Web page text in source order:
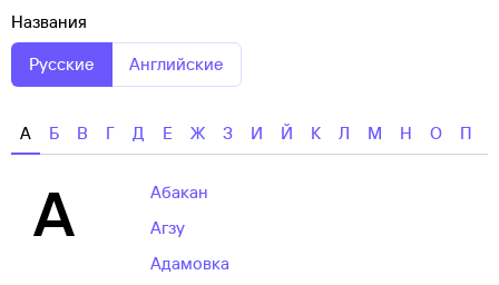
Названия
Русские
Английские
А Б В Г Д Е Ж З И Й К Л М Н О П
А
Абакан
Агзу
Адамовка